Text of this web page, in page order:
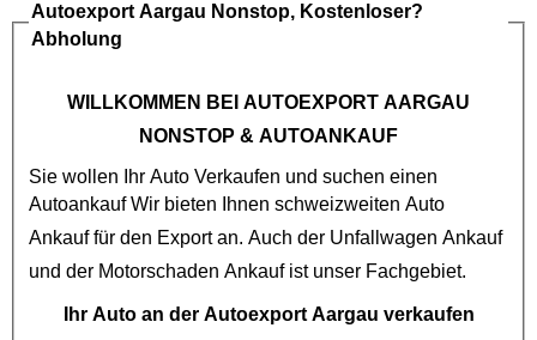
Autoexport Aargau Nonstop, Kostenloser?
Abholung
WILLKOMMEN BEI AUTOEXPORT AARGAU
NONSTOP & AUTOANKAUF
Sie wollen Ihr Auto Verkaufen und suchen einen
AutoankaufWir bieten Ihnen schweizweiten Auto
Ankauf für den Export an. Auch der Unfallwagen Ankauf
und der Motorschaden Ankaufist unser Fachgebiet.
Ihr Auto an der Autoexport Aargau verkaufen